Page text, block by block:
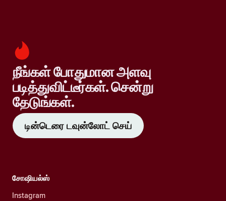
நீங்கள் போதுமான அளவு
படித்துவிட்டீர்கள். சென்று
தேடுங்கள்.
டின்டெரை டவுன்லோட் செய்
சோஷியல்ஸ்
Instagram